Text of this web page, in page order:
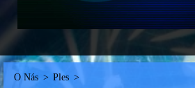
O Nás > Ples >